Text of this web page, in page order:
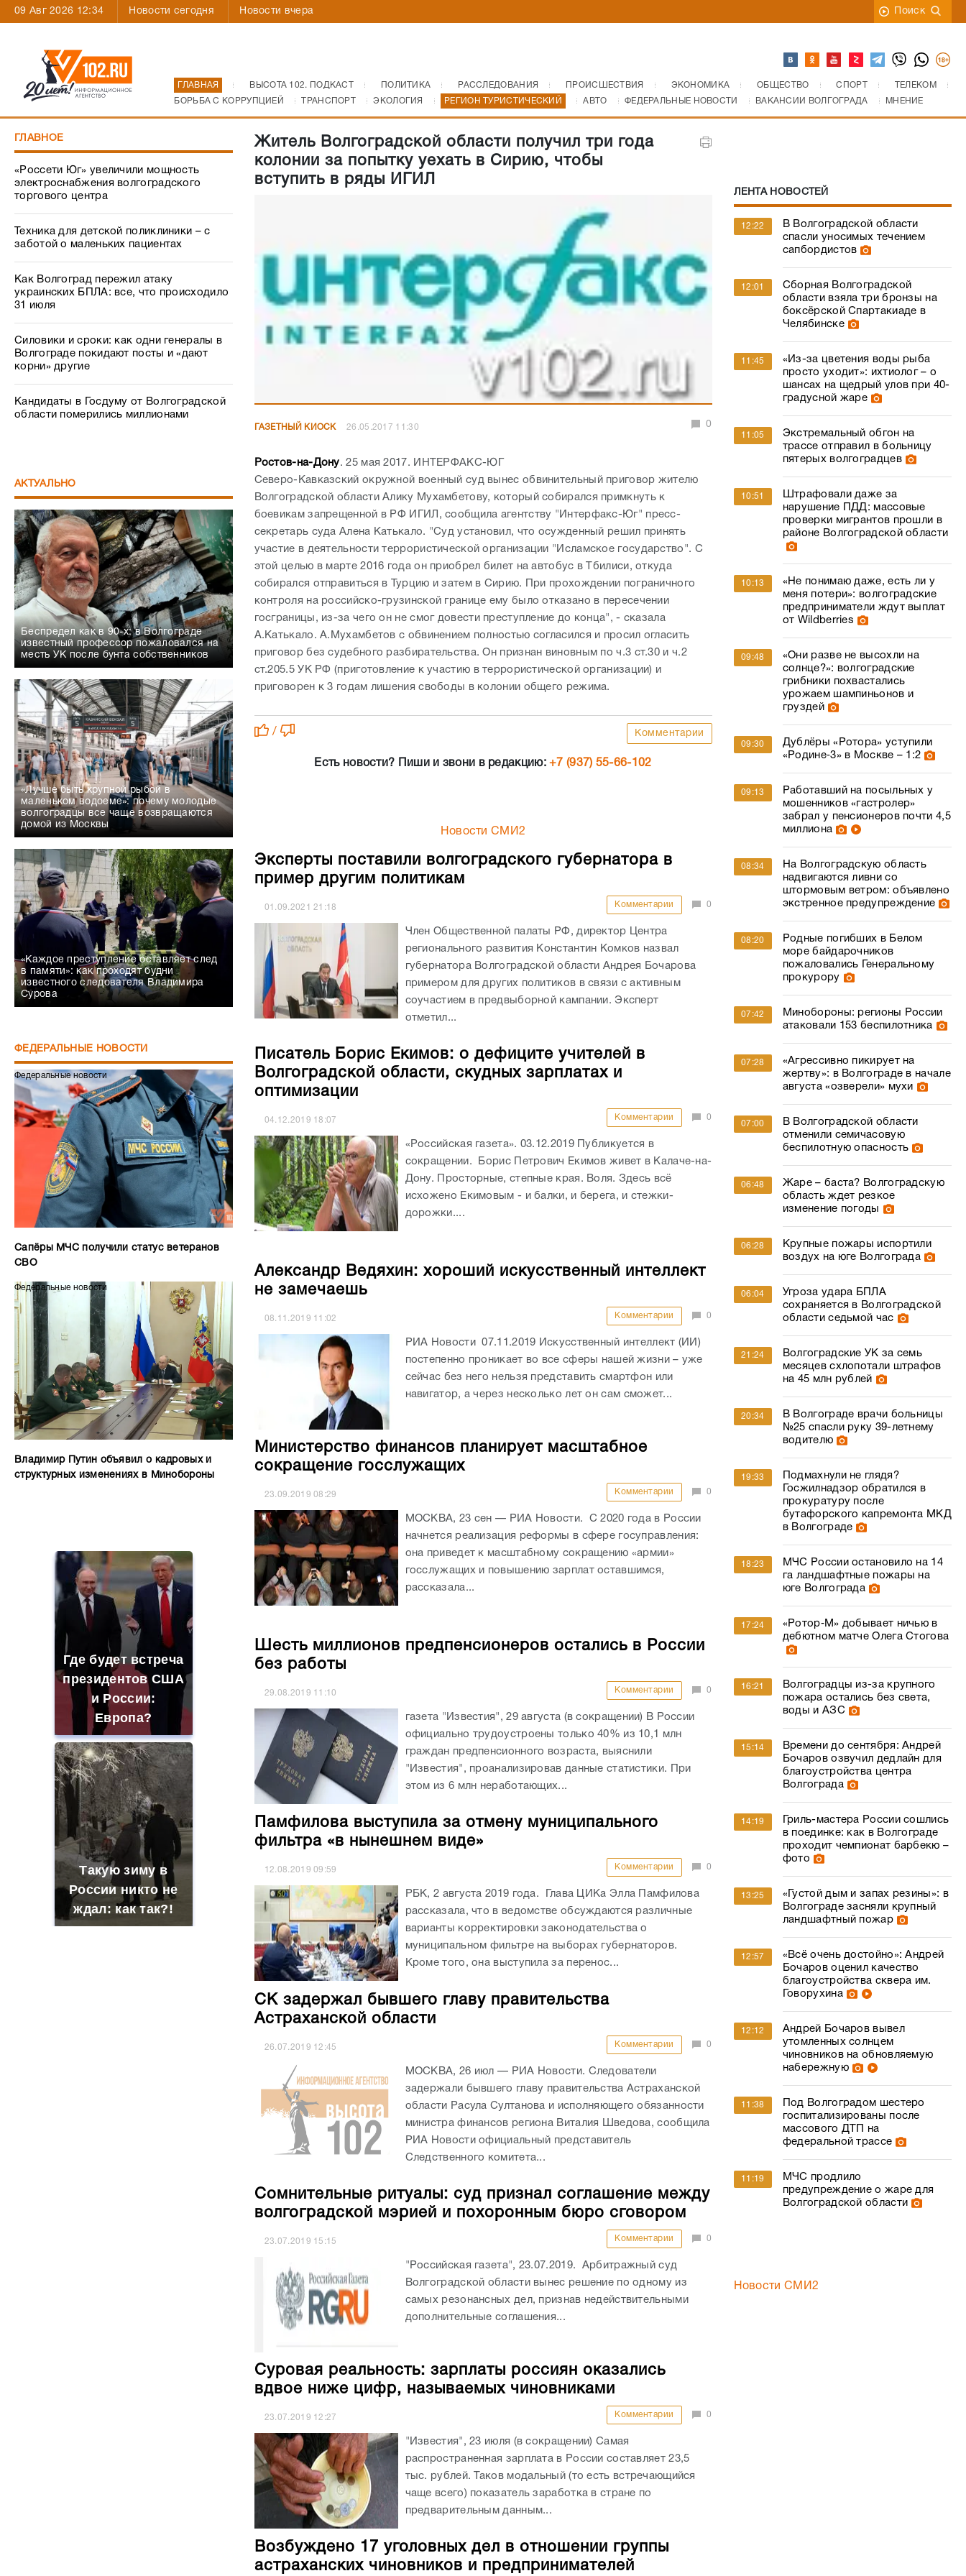
09 Авг 2026 12:34 Новости сегодня Новости вчера Поиск
ГЛАВНАЯ ВЫСОТА 102. ПОДКАСТ ПОЛИТИКА РАССЛЕДОВАНИЯ ПРОИСШЕСТВИЯ ЭКОНОМИКА ОБЩЕСТВО СПОРТ
ТЕЛЕКОМ
БОРЬБА С КОРРУПЦИЕЙ
ТРАНСПОРТ ЭКОЛОГИЯ РЕГИОН ТУРИСТИЧЕСКИЙ АВТО ФЕДЕРАЛЬНЫЕ НОВОСТИ ВАКАНСИИ ВОЛГОГРАДА МНЕНИЕ
ГЛАВНОЕ
«Россети Юг» увеличили мощность
электроснабжения волгоградского
торгового центра
Техника для детской поликлиники – с
заботой о маленьких пациентах
Как Волгоград пережил атаку
украинских БПЛА: все, что происходило
31 июля
Силовики и сроки: как одни генералы в
Волгограде покидают посты и «дают
корни» другие
Кандидаты в Госдуму от Волгоградской
области померились миллионами
АКТУАЛЬНО
Беспредел как в 90-х: в Волгограде
известный профессор пожаловался на
месть УК после бунта собственников
«Лучше быть крупной рыбой в
маленьком водоеме»: почему молодые
волгоградцы все чаще возвращаются
домой из Москвы
«Каждое преступление оставляет след
в памяти»: как проходят будни
известного следователя Владимира
Сурова
ФЕДЕРАЛЬНЫЕ НОВОСТИ
Федеральные новости
Сапёры МЧС получили статус ветеранов
СВО
Федеральные новости
Владимир Путин объявил о кадровых и
структурных изменениях в Минобороны
Где будет встреча
президентов США
и России:
Европа?
Такую зиму в
России никто не
ждал: как так?!
Житель Волгоградской области получил три года
колонии за попытку уехать в Сирию, чтобы
вступить в ряды ИГИЛ
ГАЗЕТНЫЙ КИОСК 26.05.2017 11:30 0
Ростов-на-Дону. 25 мая 2017. ИНТЕРФАКС-ЮГ
Северо-Кавказский окружной военный суд вынес обвинительный приговор жителю
Волгоградской области Алику Мухамбетову, который собирался примкнуть к
боевикам запрещенной в РФ ИГИЛ, сообщила агентству "Интерфакс-Юг" пресс-
секретарь суда Алена Катькало. "Суд установил, что осужденный решил принять
участие в деятельности террористической организации "Исламское государство". С
этой целью в марте 2016 года он приобрел билет на автобус в Тбилиси, откуда
собирался отправиться в Турцию и затем в Сирию. При прохождении пограничного
контроля на российско-грузинской границе ему было отказано в пересечении
госграницы, из-за чего он не смог довести преступление до конца", - сказала
А.Катькало. А.Мухамбетов с обвинением полностью согласился и просил огласить
приговор без судебного разбирательства. Он признан виновным по ч.3 ст.30 и ч.2
ст.205.5 УК РФ (приготовление к участию в террористической организации) и
приговорен к 3 годам лишения свободы в колонии общего режима.
/ Комментарии
Есть новости? Пиши и звони в редакцию:+7 (937) 55-66-102
Новости СМИ2
Эксперты поставили волгоградского губернатора в
пример другим политикам
01.09.202121:18 Комментарии 0
Член Общественной палаты РФ, директор Центра
регионального развития Константин Комков назвал
губернатора Волгоградской области Андрея Бочарова
примером для других политиков в связи с активным
соучастием в предвыборной кампании. Эксперт
отметил...
Писатель Борис Екимов: о дефиците учителей в
Волгоградской области, скудных зарплатах и
оптимизации
04.12.2019 18:07 Комментарии 0
«Российская газета». 03.12.2019 Публикуется в
сокращении. Борис Петрович Екимов живет в Калаче-на-
Дону. Просторные, степные края. Воля. Здесь всё
исхожено Екимовым - и балки, и берега, и стежки-
дорожки....
Александр Ведяхин: хороший искусственный интеллект
не замечаешь
08.11.2019 11:02 Комментарии 0
РИА Новости 07.11.2019 Искусственный интеллект (ИИ)
постепенно проникает во все сферы нашей жизни – уже
сейчас без него нельзя представить смартфон или
навигатор, а через несколько лет он сам сможет...
Министерство финансов планирует масштабное
сокращение госслужащих
23.09.201908:29 Комментарии 0
МОСКВА, 23 сен — РИА Новости. С 2020 года в России
начнется реализация реформы в сфере госуправления:
она приведет к масштабному сокращению «армии»
госслужащих и повышению зарплат оставшимся,
рассказала...
Шесть миллионов предпенсионеров остались в России
без работы
29.08.2019 11:10 Комментарии 0
газета "Известия", 29 августа (в сокращении) В России
официально трудоустроены только 40% из 10,1 млн
граждан предпенсионного возраста, выяснили
"Известия", проанализировав данные статистики. При
этом из 6 млн неработающих...
Памфилова выступила за отмену муниципального
фильтра «в нынешнем виде»
12.08.201909:59 Комментарии 0
РБК, 2 августа 2019 года. Глава ЦИКа Элла Памфилова
рассказала, что в ведомстве обсуждаются различные
варианты корректировки законодательства о
муниципальном фильтре на выборах губернаторов.
Кроме того, она выступила за перенос...
СК задержал бывшего главу правительства
Астраханской области
26.07.2019 12:45 Комментарии 0
МОСКВА, 26 июл — РИА Новости. Следователи
задержали бывшего главу правительства Астраханской
области Расула Султанова и исполняющего обязанности
министра финансов региона Виталия Шведова, сообщила
РИА Новости официальный представитель
Следственного комитета...
Сомнительные ритуалы: суд признал соглашение между
волгоградской мэрией и похоронным бюро сговором
23.07.2019 15:15 Комментарии 0
"Российская газета", 23.07.2019. Арбитражный суд
Волгоградской области вынес решение по одному из
самых резонансных дел, признав недействительными
дополнительные соглашения...
Суровая реальность: зарплаты россиян оказались
вдвое ниже цифр, называемых чиновниками
23.07.2019 12:27 Комментарии 0
"Известия", 23 июля (в сокращении) Самая
распространенная зарплата в России составляет 23,5
тыс. рублей. Таков модальный (то есть встречающийся
чаще всего) показатель заработка в стране по
предварительным данным...
Возбуждено 17 уголовных дел в отношении группы
астраханских чиновников и предпринимателей
ЛЕНТА НОВОСТЕЙ
12:22
В Волгоградской области
спасли уносимых течением
сапбордистов
12:01
Сборная Волгоградской
области взяла три бронзы на
боксёрской Спартакиаде в
Челябинске
11:45
«Из-за цветения воды рыба
просто уходит»: ихтиолог – о
шансах на щедрый улов при 40-
градусной жаре
11:05
Экстремальный обгон на
трассе отправил в больницу
пятерых волгоградцев
10:51
Штрафовали даже за
нарушение ПДД: массовые
проверки мигрантов прошли в
районе Волгоградской области
10:13
«Не понимаю даже, есть ли у
меня потери»: волгоградские
предприниматели ждут выплат
от Wildberries
09:48
«Они разве не высохли на
солнце?»: волгоградские
грибники похвастались
урожаем шампиньонов и
груздей
09:30
Дублёры «Ротора» уступили
«Родине‑3» в Москве – 1:2
09:13
Работавший на посыльных у
мошенников «гастролер»
забрал у пенсионеров почти 4,5
миллиона
08:34
На Волгоградскую область
надвигаются ливни со
штормовым ветром: объявлено
экстренное предупреждение
08:20
Родные погибших в Белом
море байдарочников
пожаловались Генеральному
прокурору
07:42
Минобороны: регионы России
атаковали 153 беспилотника
07:28
«Агрессивно пикирует на
жертву»: в Волгограде в начале
августа «озверели» мухи
07:00
В Волгоградской области
отменили семичасовую
беспилотную опасность
06:48
Жаре – баста? Волгоградскую
область ждет резкое
изменение погоды
06:28
Крупные пожары испортили
воздух на юге Волгограда
06:04
Угроза удара БПЛА
сохраняется в Волгоградской
области седьмой час
21:24
Волгоградские УК за семь
месяцев схлопотали штрафов
на 45 млн рублей
20:34
В Волгограде врачи больницы
№25 спасли руку 39-летнему
водителю
19:33
Подмахнули не глядя?
Госжилнадзор обратился в
прокуратуру после
бутафорского капремонта МКД
в Волгограде
18:23
МЧС России остановило на 14
га ландшафтные пожары на
юге Волгограда
17:24
«Ротор‑М» добывает ничью в
дебютном матче Олега Стогова
16:21
Волгоградцы из-за крупного
пожара остались без света,
воды и АЗС
15:14
Времени до сентября: Андрей
Бочаров озвучил дедлайн для
благоустройства центра
Волгограда
14:19
Гриль-мастера России сошлись
в поединке: как в Волгограде
проходит чемпионат барбекю –
фото
13:25
«Густой дым и запах резины»: в
Волгограде засняли крупный
ландшафтный пожар
12:57
«Всё очень достойно»: Андрей
Бочаров оценил качество
благоустройства сквера им.
Говорухина
12:12
Андрей Бочаров вывел
утомленных солнцем
чиновников на обновляемую
набережную
11:38
Под Волгоградом шестеро
госпитализированы после
массового ДТП на
федеральной трассе
11:19
МЧС продлило
предупреждение о жаре для
Волгоградской области
Новости СМИ2